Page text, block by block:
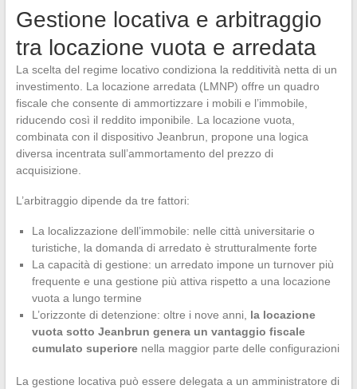
Gestione locativa e arbitraggio
tra locazione vuota e arredata
La scelta del regime locativo condiziona la redditività netta di un
investimento. La locazione arredata (LMNP) offre un quadro
fiscale che consente di ammortizzare i mobili e l’immobile,
riducendo così il reddito imponibile. La locazione vuota,
combinata con il dispositivo Jeanbrun, propone una logica
diversa incentrata sull’ammortamento del prezzo di
acquisizione.
L’arbitraggio dipende da tre fattori:
La localizzazione dell’immobile: nelle città universitarie o
turistiche, la domanda di arredato è strutturalmente forte
La capacità di gestione: un arredato impone un turnover più
frequente e una gestione più attiva rispetto a una locazione
vuota a lungo termine
L’orizzonte di detenzione: oltre i nove anni, la locazione
vuota sotto Jeanbrun genera un vantaggio fiscale
cumulato superiorenella maggior parte delle configurazioni
La gestione locativa può essere delegata a un amministratore di